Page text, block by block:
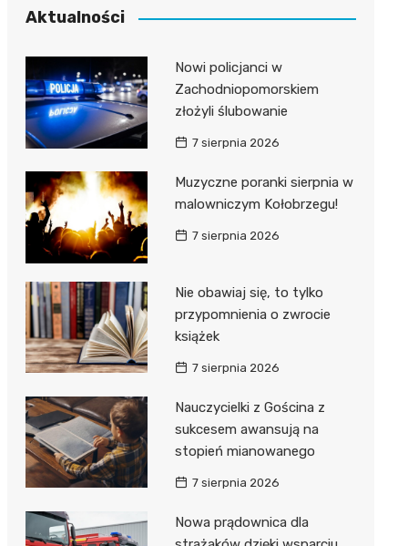
Aktualności
Nowi policjanci w
Zachodniopomorskiem
złożyli ślubowanie
7 sierpnia 2026
Muzyczne poranki sierpnia w
malowniczym Kołobrzegu!
7 sierpnia 2026
Nie obawiaj się, to tylko
przypomnienia o zwrocie
książek
7 sierpnia 2026
Nauczycielki z Gościna z
sukcesem awansują na
stopień mianowanego
7 sierpnia 2026
Nowa prądownica dla